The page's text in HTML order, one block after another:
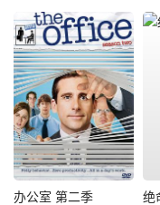
办公室 第二季 绝